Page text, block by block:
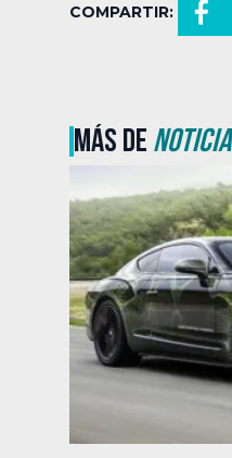
COMPARTIR:
MÁS DENOTICIA